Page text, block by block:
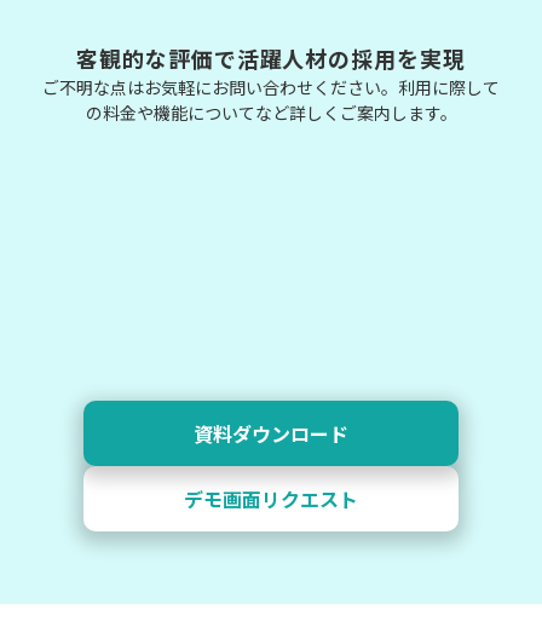
客観的な評価で活躍人材の採用を実現
ご不明な点はお気軽にお問い合わせください。利用に際して
の料金や機能についてなど詳しくご案内します。
デモ画面リクエスト
資料ダウンロード